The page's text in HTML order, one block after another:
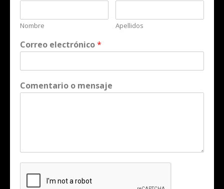
Nombre Apellidos
Correo electrónico*
Comentario o mensaje